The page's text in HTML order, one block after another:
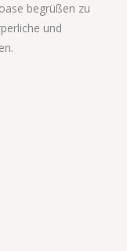
begrüßen zu
und